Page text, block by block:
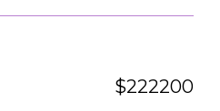
$222200